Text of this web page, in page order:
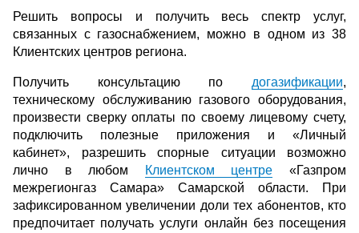
Решить вопросы и получить весь спектр услуг,
связанных с газоснабжением, можно в одном из 38
Клиентских центров региона.
Получить консультацию по догазификации,
техническому обслуживанию газового оборудования,
произвести сверку оплаты по своему лицевому счету,
подключить полезные приложения и «Личный
кабинет», разрешить спорные ситуации возможно
лично в любом
Клиентском центре «Газпром
межрегионгаз Самара» Самарской области. При
зафиксированном увеличении доли тех абонентов, кто
предпочитает получать услуги онлайн без посещения